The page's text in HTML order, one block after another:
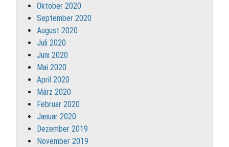
Oktober 2020
September 2020
August 2020
Juli 2020
Juni 2020
Mai 2020
April 2020
März 2020
Februar 2020
Januar 2020
Dezember 2019
November 2019